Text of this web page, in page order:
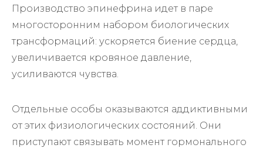
Производство эпинефрина идет в паре
многосторонним набором биологических
трансформаций: ускоряется биение сердца,
увеличивается кровяное давление,
усиливаются чувства.
Отдельные особы оказываются аддиктивными
от этих физиологических состояний. Они
приступают связывать момент гормонального